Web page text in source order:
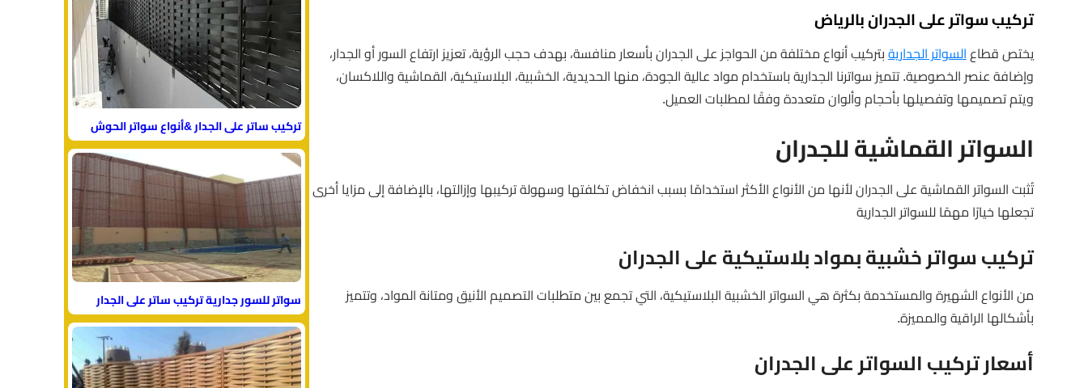
تركيب سواتر على الجدران بالرياض
يختص قطاعالسواتر الجداريةبتركيب أنواع مختلفة من الحواجز على الجدران بأسعار منافسة، بهدف حجب الرؤية، تعزيز ارتفاع السور أو الجدار،
وإضافة عنصر الخصوصية. تتميز سواترنا الجدارية باستخدام مواد عالية الجودة، منها الحديدية، الخشبية، البلاستيكية، القماشية واللاكسان،
ويتم تصميمها وتفصيلها بأحجام وألوان متعددة وفقًا لمطلبات العميل.
السواتر القماشية للجدران
تُثبت السواتر القماشية على الجدران لأنها من الأنواع الأكثر استخدامًا بسبب انخفاض تكلفتها وسهولة تركيبها وإزالتها، بالإضافة إلى مزايا أخرى
تجعلها خيارًا مهمًا للسواتر الجدارية
تركيب سواتر خشبية بمواد بلاستيكية على الجدران
من الأنواع الشهيرة والمستخدمة بكثرة هي السواتر الخشبية البلاستيكية، التي تجمع بين متطلبات التصميم الأنيق ومتانة المواد، وتتميز
بأشكالها الراقية والمميزة.
أسعار تركيب السواتر على الجدران
تركيب ساتر على الجدار &أنواع سواتر الحوش
سواتر للسور جدارية تركيب ساتر على الجدار